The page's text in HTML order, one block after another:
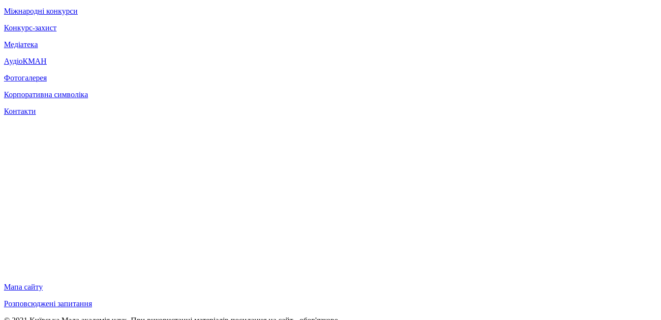
Міжнародні конкурси
Конкурс-захист
Медіатека
АудіоКМАН
Фотогалерея
Корпоративна символіка
Контакти
Мапа сайту
Розповсюджені запитання